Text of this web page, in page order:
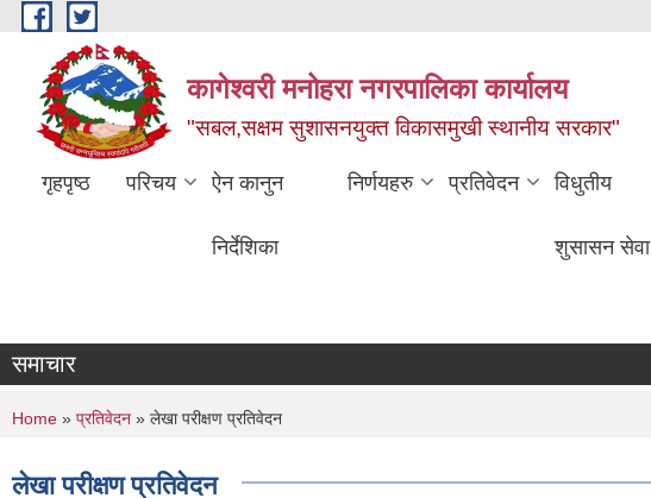
Skip to main content
कागेश्वरी मनोहरा नगरपालिका कार्यालय
"सबल,सक्षम सुशासनयुक्त विकासमुखी स्थानीय सरकार"
गृहपृष्ठ परिचय ऐन कानुन
निर्देशिका
निर्णयहरु प्रतिवेदन विधुतीय
शुसासन सेवा
समाचार
You are here
Home » प्रतिवेदन » लेखा परीक्षण प्रतिवेदन
लेखा परीक्षण प्रतिवेदन